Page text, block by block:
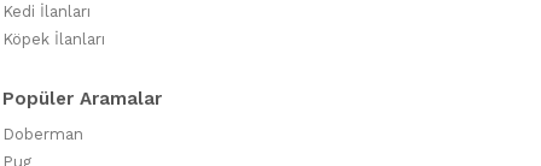
Kedi İlanları
Köpek İlanları
Popüler Aramalar
Doberman
Pug